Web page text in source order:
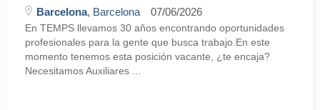
Barcelona, Barcelona 07/06/2026
En TEMPS llevamos 30 años encontrando oportunidades
profesionales para la gente que busca trabajo.En este
momento tenemos esta posición vacante, ¿te encaja?
Necesitamos Auxiliares ...